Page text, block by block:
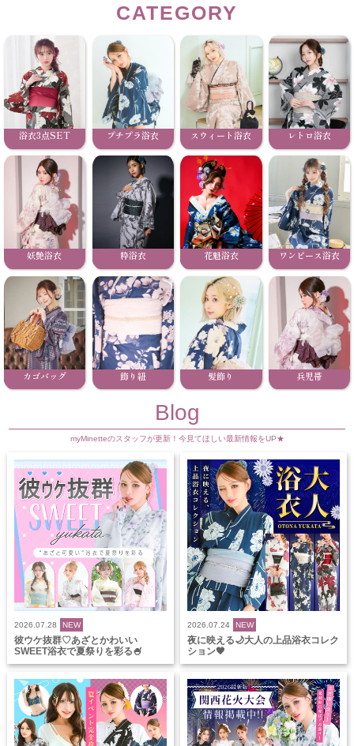
CATEGORY
浴衣3点SET プチプラ浴衣 スウィート浴衣 レトロ浴衣
妖艶浴衣 粋浴衣 花魁浴衣 ワンピース浴衣
カゴバッグ 飾り紐 髪飾り 兵児帯
Blog
myMinetteのスタッフが更新！今見てほしい最新情報をUP★
2026.07.28 NEW
彼ウケ抜群♡あざとかわいい
SWEET浴衣で夏祭りを彩る🍧
2026.07.24 NEW
夜に映える🌙大人の上品浴衣コレク
ション🖤